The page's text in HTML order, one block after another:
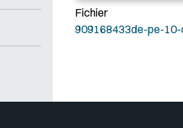
Fichier
909168433de-pe-